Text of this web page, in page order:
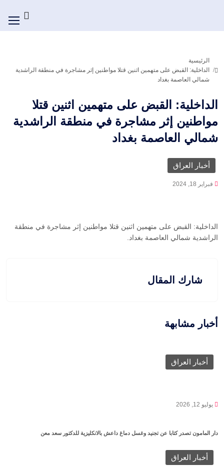
الرئيسية
الداخلية: القبض على متهمين اثنين قتلا مواطنين إثر مشاجرة في منطقة الراشدية
شمالي العاصمة بغداد
الداخلية: القبض على متهمين اثنين قتلا
مواطنين إثر مشاجرة في منطقة الراشدية
شمالي العاصمة بغداد
أخبار العراق
فبراير 18, 2024
الداخلية: القبض على متهمين اثنين قتلا مواطنين إثر مشاجرة في منطقة
الراشدية شمالي العاصمة بغداد.
شارك المقال
أخبار مشابهة
أخبار العراق
يوليو 12, 2026
دار المامون تصدر كتابا عن تجنيد وغسل دماغ داعش بالانكليزية للدكتور سعد معن
أخبار العراق